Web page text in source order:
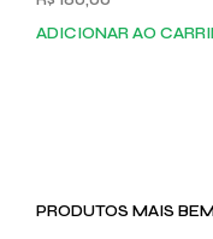
ADICIONAR AO
PRODUTOS MAIS